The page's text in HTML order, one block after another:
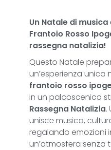
Un Natale di
Frantoio Rosso
rassegna natalizia!
Questo Natale
un’esperienza unica
frantoio rosso
in un palcoscenico
Rassegna Natalizia.
unisce musica,
regalando emozioni
un’atmosfera senza